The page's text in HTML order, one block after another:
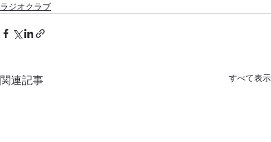
ラジオクラブ
関連記事 すべて表示